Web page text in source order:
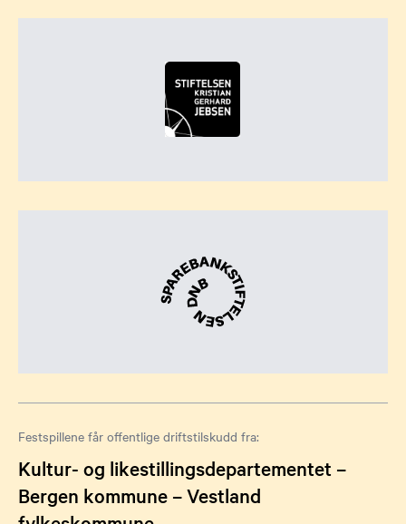
Festspillene får offentlige driftstilskudd fra:
Kultur- og likestillingsdepartementet –
Bergen kommune – Vestland